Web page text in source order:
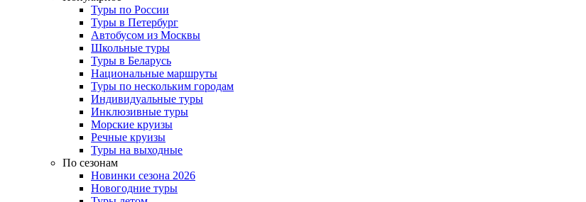
Туры по России
Туры в Петербург
Автобусом из Москвы
Школьные туры
Туры в Беларусь
Национальные маршруты
Туры по нескольким городам
Индивидуальные туры
Инклюзивные туры
Морские круизы
Речные круизы
Туры на выходные
По сезонам
Новинки сезона 2026
Новогодние туры